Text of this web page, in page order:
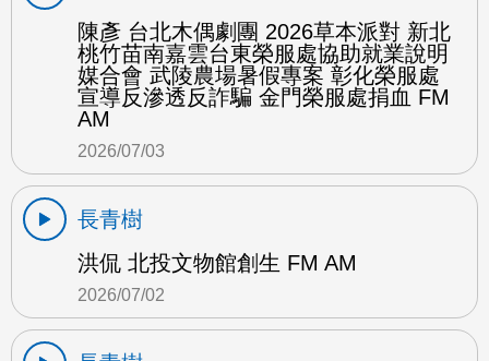
陳彥 台北木偶劇團 2026草本派對 新北
桃竹苗南嘉雲台東榮服處協助就業說明
媒合會 武陵農場暑假專案 彰化榮服處
宣導反滲透反詐騙 金門榮服處捐血 FM
AM
2026/07/03
長青樹
洪侃 北投文物館創生 FM AM
2026/07/02